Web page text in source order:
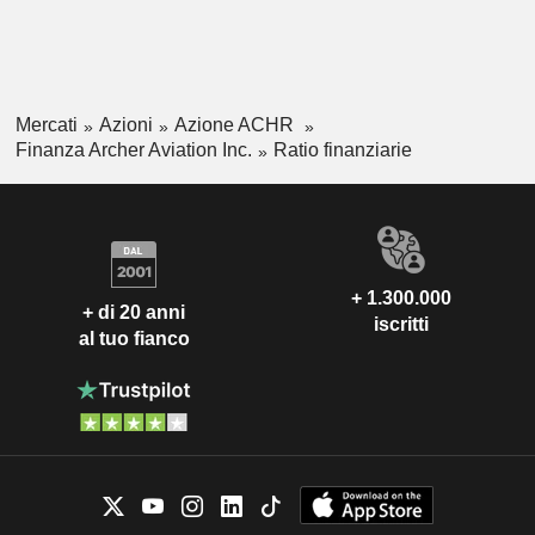
Mercati Azioni
Azione ACHR
Finanza Archer Aviation Inc.
Ratio finanziarie
+ di 20 anni
al tuo fianco
+ 1.300.000
iscritti